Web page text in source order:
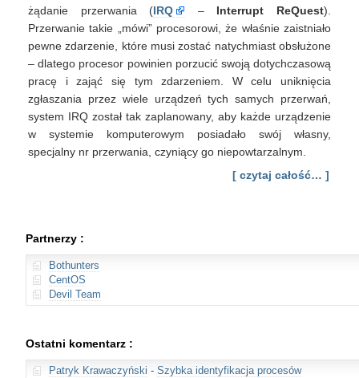
żądanie przerwania (IRQ – Interrupt ReQuest).
Przerwanie takie „mówi” procesorowi, że właśnie zaistniało
pewne zdarzenie, które musi zostać natychmiast obsłużone
– dlatego procesor powinien porzucić swoją dotychczasową
pracę i zająć się tym zdarzeniem. W celu uniknięcia
zgłaszania przez wiele urządzeń tych samych przerwań,
system IRQ został tak zaplanowany, aby każde urządzenie
w systemie komputerowym posiadało swój własny,
specjalny nr przerwania, czyniący go niepowtarzalnym.
[ czytaj całość… ]
Partnerzy :
Bothunters
CentOS
Devil Team
Ostatni komentarz :
Patryk Krawaczyński - Szybka identyfikacja procesów